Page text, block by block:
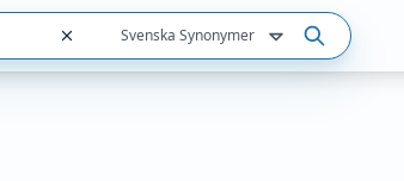
Svenska Synonymer